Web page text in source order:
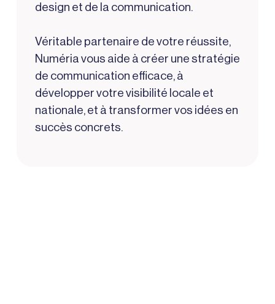
design et de la communication.
Véritable partenaire de votre réussite,
Numéria vous aide à créer une stratégie
de communication efficace, à
développer votre visibilité locale et
nationale, et à transformer vos idées en
succès concrets.